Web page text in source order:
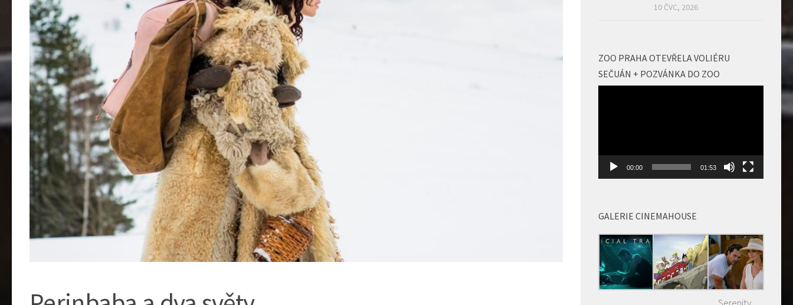
10 ČVC, 2026
ZOO PRAHA OTEVŘELA VOLIÉRU
SEČUÁN + POZVÁNKA DO ZOO
00:00 01:53
GALERIE CINEMAHOUSE